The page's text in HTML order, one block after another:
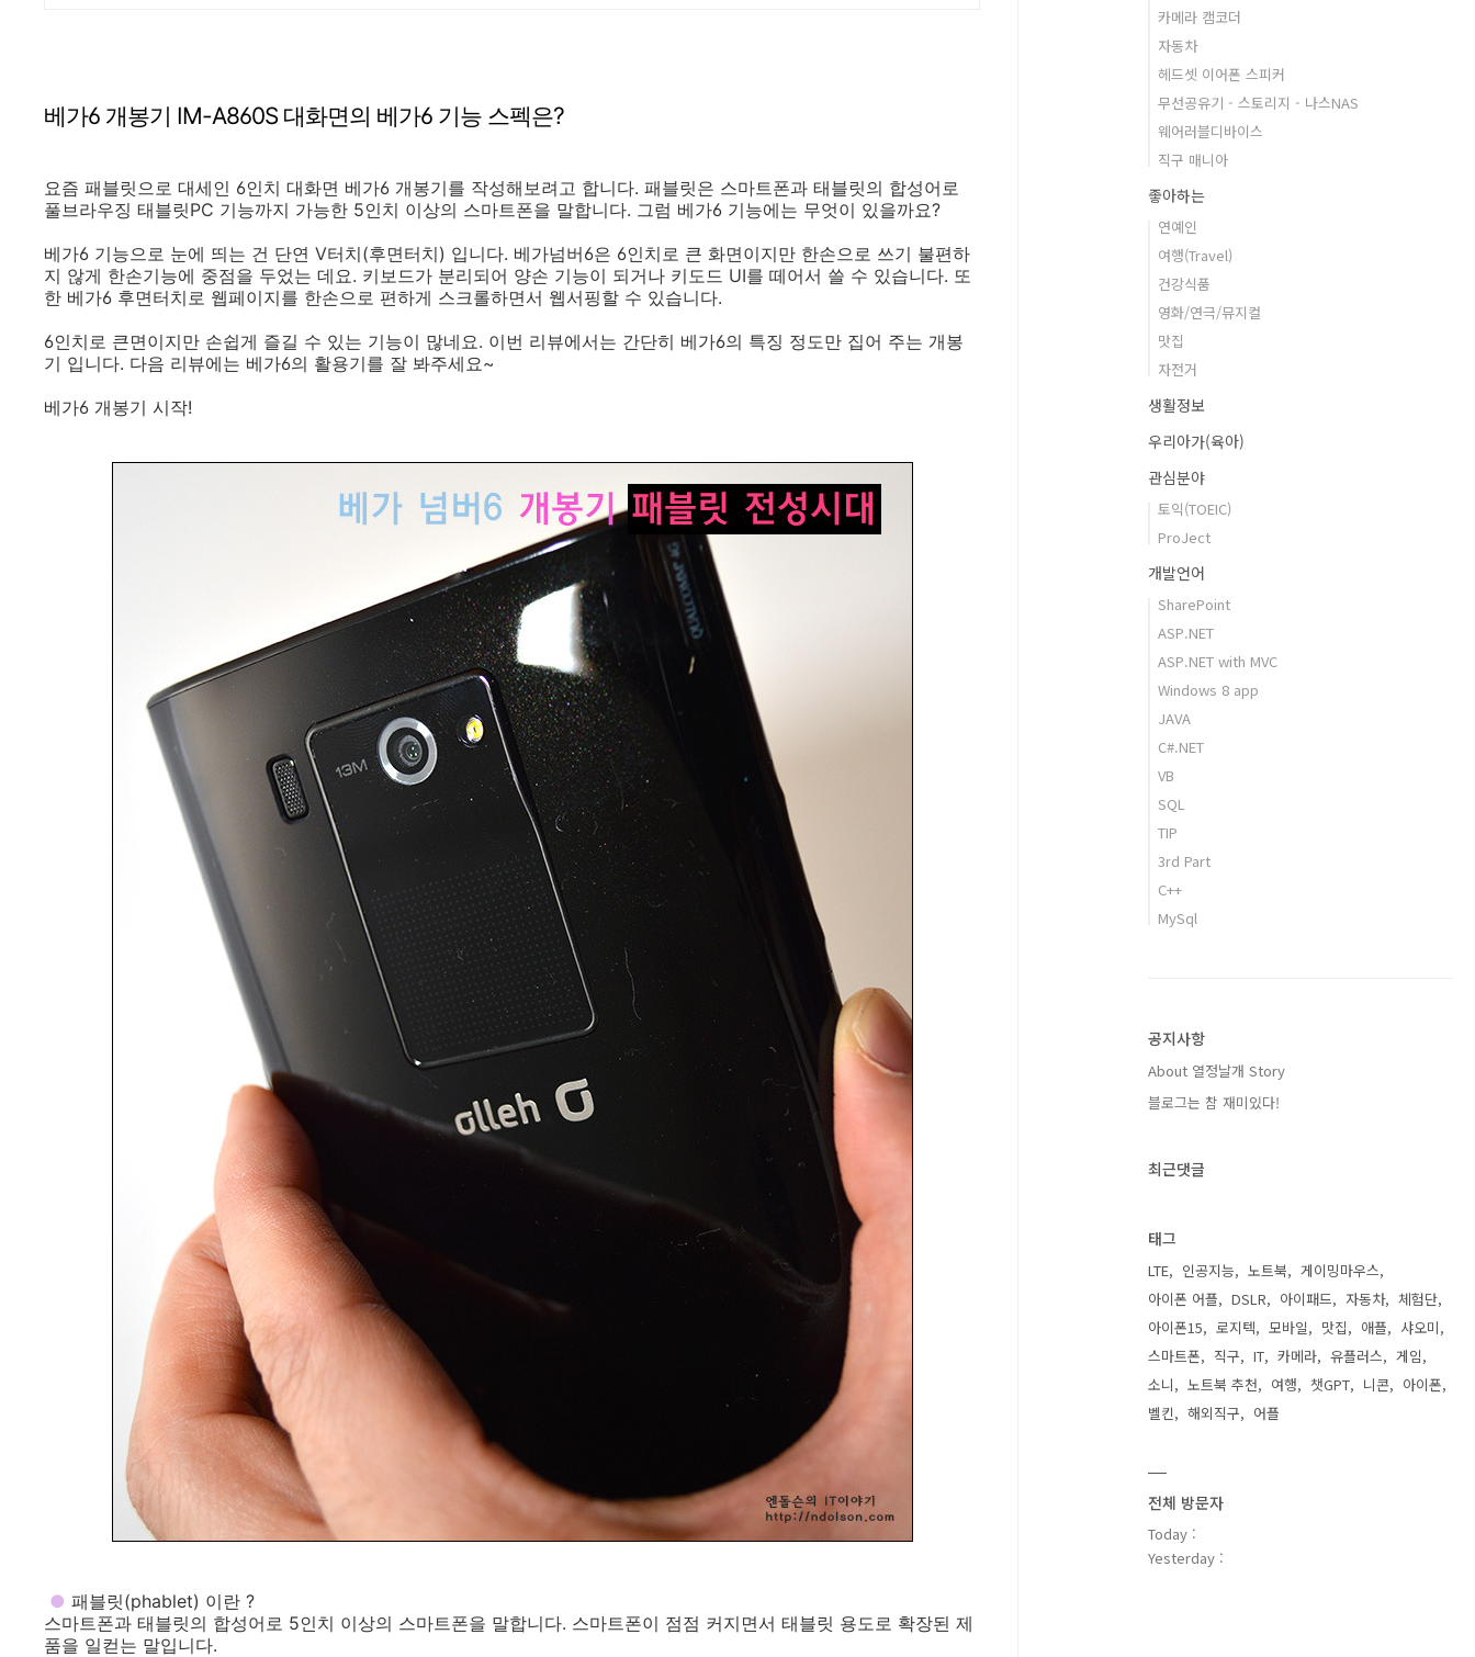
베가6 개봉기 IM-A860S 대화면의 베가6 기능 스펙은?
요즘 패블릿으로 대세인 6인치 대화면 베가6 개봉기를 작성해보려고 합니다. 패블릿은 스마트폰과 태블릿의 합성어로
풀브라우징 태블릿PC 기능까지 가능한 5인치 이상의 스마트폰을 말합니다. 그럼 베가6 기능에는 무엇이 있을까요?
베가6 기능으로 눈에 띄는 건 단연 V터치(후면터치) 입니다. 베가넘버6은 6인치로 큰 화면이지만 한손으로 쓰기 불편하
지 않게 한손기능에 중점을 두었는 데요. 키보드가 분리되어 양손 기능이 되거나 키도드 UI를 떼어서 쓸 수 있습니다. 또
한 베가6 후면터치로 웹페이지를 한손으로 편하게 스크롤하면서 웹서핑할 수 있습니다.
6인치로 큰면이지만 손쉽게 즐길 수 있는 기능이 많네요. 이번 리뷰에서는 간단히 베가6의 특징 정도만 집어 주는 개봉
기 입니다. 다음 리뷰에는 베가6의 활용기를 잘 봐주세요~
베가6 개봉기 시작!
● 패블릿(phablet) 이란 ?
스마트폰과 태블릿의 합성어로 5인치 이상의 스마트폰을 말합니다. 스마트폰이 점점 커지면서 태블릿 용도로 확장된 제
품을 일컫는 말입니다.
카메라 캠코더
자동차
헤드셋 이어폰 스피커
무선공유기 - 스토리지 - 나스NAS
웨어러블디바이스
직구 매니아
좋아하는
연예인
여행(Travel)
건강식품
영화/연극/뮤지컬
맛집
자전거
생활정보
우리아가(육아)
관심분야
토익(TOEIC)
ProJect
개발언어
SharePoint
ASP.NET
ASP.NET with MVC
Windows 8 app
JAVA
C#.NET
VB
SQL
TIP
3rd Part
C++
MySql
공지사항
About 열정날개 Story
블로그는 참 재미있다!
최근댓글
태그
LTE 인공지능 노트북
게이밍마우스
아이폰 어플
DSLR 아이패드 자동차
체험단
아이폰15
로지텍 모바일 맛집 애플
샤오미
스마트폰
직구 IT 카메라 유플러스
게임
소니
노트북 추천 여행 챗GPT 니콘
아이폰
벨킨
해외직구 어플
전체 방문자
Today :
Yesterday :